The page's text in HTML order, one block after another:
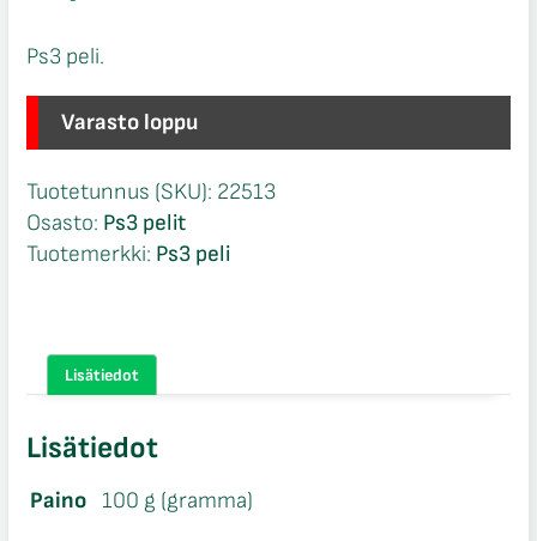
Ps3 peli.
Varasto loppu
Tuotetunnus (SKU): 22513
Osasto: Ps3 pelit
Tuotemerkki: Ps3 peli
Lisätiedot
Lisätiedot
Paino 100 g (gramma)